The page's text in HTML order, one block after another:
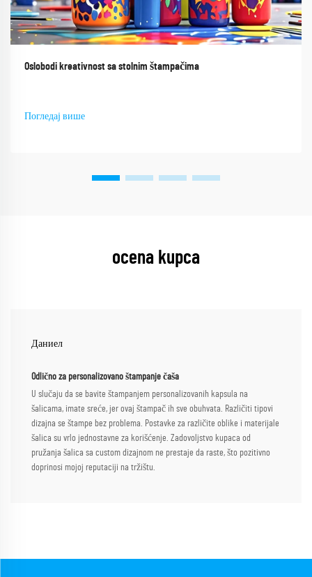
Oslobodi kreativnost sa stolnim štampačima
Погледај више
ocena kupca
Даниел
Odlično za personalizovano štampanje čaša
U slučaju da se bavite štampanjem personalizovanih kapsula na
šalicama, imate sreće, jer ovaj štampač ih sve obuhvata. Različiti tipovi
dizajna se štampe bez problema. Postavke za različite oblike i materijale
šalica su vrlo jednostavne za korišćenje. Zadovoljstvo kupaca od
pružanja šalica sa custom dizajnom ne prestaje da raste, što pozitivno
doprinosi mojoj reputaciji na tržištu.